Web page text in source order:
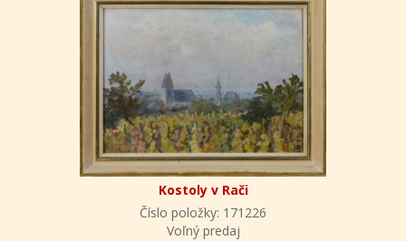
Kostoly v Rači
Číslo položky: 171226
Voľný predaj